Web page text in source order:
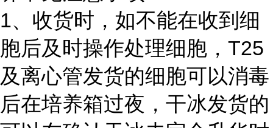
1、收货时，如不能在收到细
胞后及时操作处理细胞，T25
及离心管发货的细胞可以消毒
后在培养箱过夜，干冰发货的